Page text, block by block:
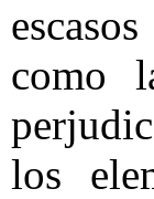
como
los